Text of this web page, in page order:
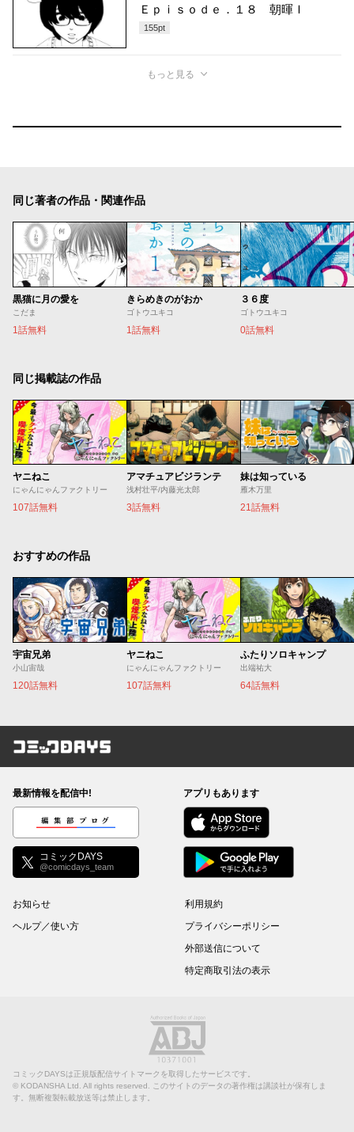
Ｅｐｉｓｏｄｅ．１８ 朝暉Ｉ
155pt
もっと見る
同じ著者の作品・関連作品
黒猫に月の愛を
こだま
1話無料
きらめきのがおか
ゴトウユキコ
1話無料
３６度
ゴトウユキコ
0話無料
同じ掲載誌の作品
ヤニねこ
にゃんにゃんファクトリー
107話無料
アマチュアビジランテ
浅村壮平/内藤光太郎
3話無料
妹は知っている
雁木万里
21話無料
おすすめの作品
宇宙兄弟
小山宙哉
120話無料
ヤニねこ
にゃんにゃんファクトリー
107話無料
ふたりソロキャンプ
出端祐大
64話無料
コミックDAYS
最新情報を配信中!
編集部ブログ
コミックDAYS
@comicdays_team
アプリもあります
お知らせ
ヘルプ／使い方
利用規約
プライバシーポリシー
外部送信について
特定商取引法の表示
コミックDAYSは正規版配信サイトマークを取得したサービスです。
© KODANSHA Ltd. All rights reserved. このサイトのデータの著作権は講談社が保有しま
す。無断複製転載放送等は禁止します。